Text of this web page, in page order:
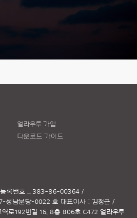
얼라우투 가입
다운로드 가이드
등록번호 _ 383-86-00364 /
성남분당-0022 호 대표이사 : 김정근 /
역로192번길 16, 8층 806호 C472 얼라우투